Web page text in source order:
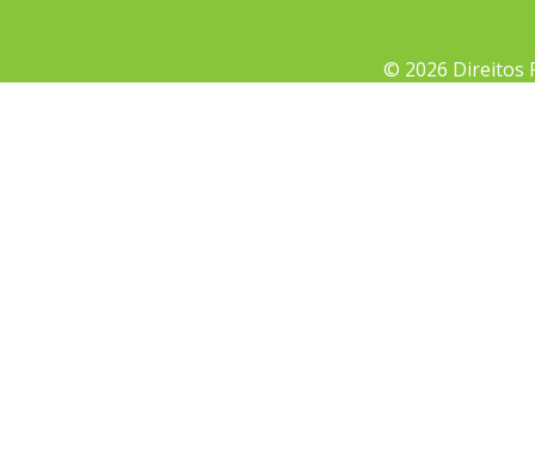
© 2026 Direitos